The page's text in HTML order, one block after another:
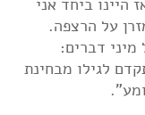
היינו ביחד אני
על הרצפה.
דברים:
לגילו מבחינת